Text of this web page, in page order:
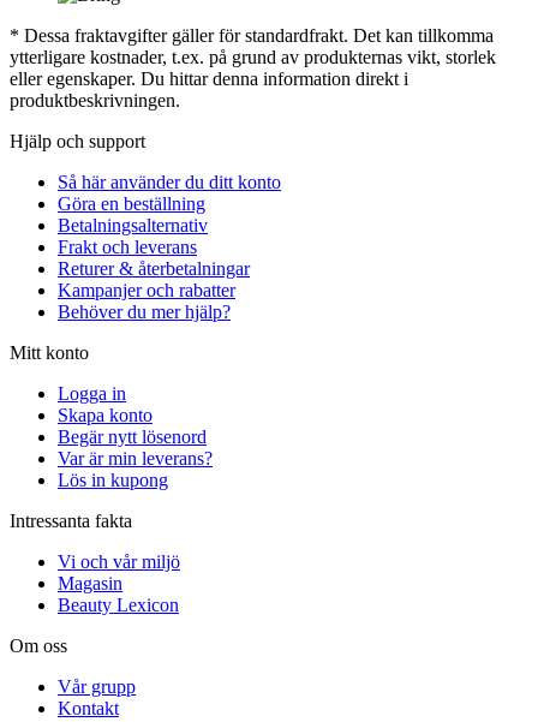
* Dessa fraktavgifter gäller för standardfrakt. Det kan tillkomma
ytterligare kostnader, t.ex. på grund av produkternas vikt, storlek
eller egenskaper. Du hittar denna information direkt i
produktbeskrivningen.
Hjälp och support
Så här använder du ditt konto
Göra en beställning
Betalningsalternativ
Frakt och leverans
Returer & återbetalningar
Kampanjer och rabatter
Behöver du mer hjälp?
Mitt konto
Logga in
Skapa konto
Begär nytt lösenord
Var är min leverans?
Lös in kupong
Intressanta fakta
Vi och vår miljö
Magasin
Beauty Lexicon
Om oss
Vår grupp
Kontakt